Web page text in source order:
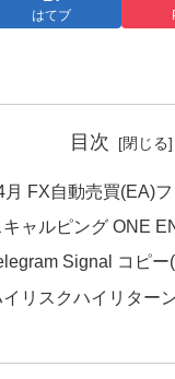
はてブ
目次
月 FX自動売買(EA)
キャルピング ONE
Signal コピー
イリスクハイリター